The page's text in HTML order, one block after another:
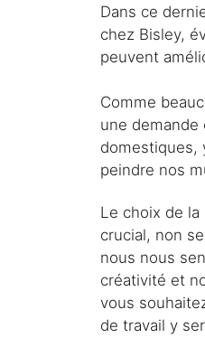
Dans ce
chez Bisley,
peuvent
Comme
une
domestiques,
peindre nos
Le choix de
crucial, non
nous nous
créativité et
vous
de travail y